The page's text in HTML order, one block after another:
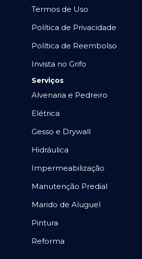
Termos de Uso
Política de Privacidade
Política de Reembolso
Invista no Grifo
Serviços
Alvenaria e Pedreiro
Elétrica
Gesso e Drywall
Hidráulica
Impermeabilização
Manutenção Predial
Marido de Aluguel
Pintura
Reforma